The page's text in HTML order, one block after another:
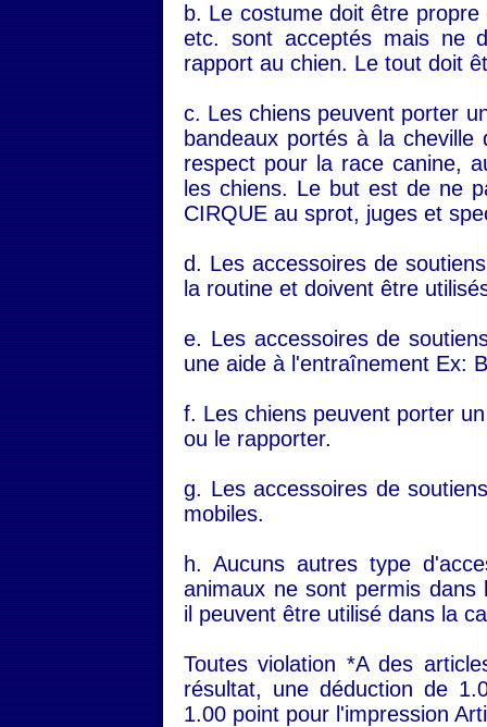
b. Le costume doit être
etc. sont acceptés mais ne
rapport au chien. Le tout doit
c. Les chiens peuvent porter
bandeaux portés à la
respect pour la race canine,
les chiens. Le but est de ne
CIRQUE au sprot, juges et
d. Les accessoires de
la routine et doivent être
e. Les accessoires de
une aide à l'entraînement Ex:
f. Les chiens peuvent porter
ou le rapporter.
g. Les accessoires de
mobiles.
h. Aucuns autres type
animaux ne sont permis dans
il peuvent être utilisé dans la
Toutes violation *A des
résultat, une déduction de
1.00 point pour l'impression